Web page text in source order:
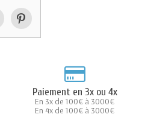
Paiement en 3x ou 4x
En 3x de 100€ à 3000€
En 4x de 100€ à 3000€